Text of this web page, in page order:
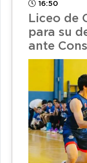
16:50
Liceo de
para su
ante